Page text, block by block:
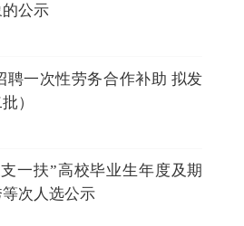
公示
聘一次性劳务合作补助 拟发
）
一扶”高校毕业生年度及期
次人选公示